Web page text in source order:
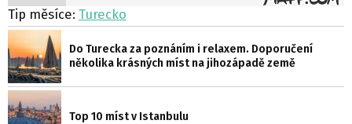
Tip měsíce: Turecko
Do Turecka za poznáním i relaxem. Doporučení
několika krásných míst na jihozápadě země
Top 10 míst v Istanbulu